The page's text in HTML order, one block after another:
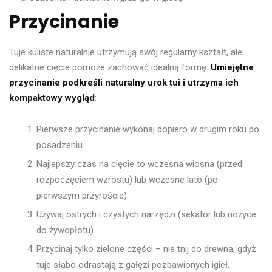
Przycinanie
Tuje kuliste naturalnie utrzymują swój regularny kształt, ale
delikatne cięcie pomoże zachować idealną formę. Umiejętne
przycinanie podkreśli naturalny urok tui i utrzyma ich
kompaktowy wygląd:
Pierwsze przycinanie wykonaj dopiero w drugim roku po
posadzeniu.
Najlepszy czas na cięcie to wczesna wiosna (przed
rozpoczęciem wzrostu) lub wczesne lato (po
pierwszym przyroście).
Używaj ostrych i czystych narzędzi (sekator lub nożyce
do żywopłotu).
Przycinaj tylko zielone części – nie tnij do drewna, gdyż
tuje słabo odrastają z gałęzi pozbawionych igieł.